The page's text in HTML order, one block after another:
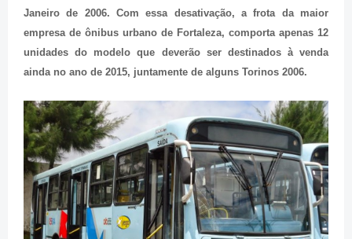
Janeiro de 2006. Com essa desativação, a frota da maior
empresa de ônibus urbano de Fortaleza, comporta apenas 12
unidades do modelo que deverão ser destinados à venda
ainda no ano de 2015, juntamente de alguns Torinos 2006.